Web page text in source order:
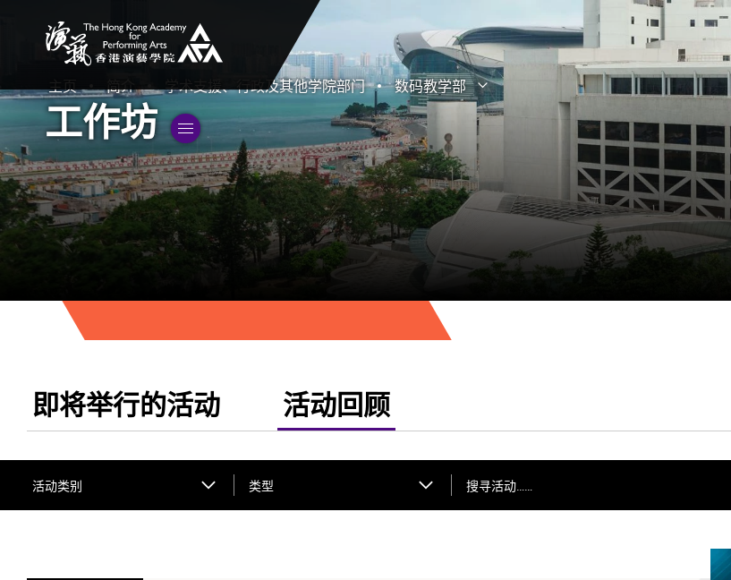
主页 简介 学术支援、行政及其他学院部门 数码教学部 打开子菜单
关闭子菜单
工作坊 切換子菜單”
即将举行的活动 活动回顾
活动类别 类型
搜寻活动……